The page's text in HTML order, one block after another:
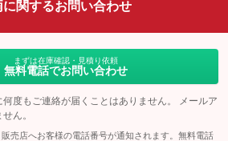
に関するお問い合わせ
まずは在庫確認・見積り依頼
無料電話でお問い合わせ
度もご連絡が届くことはありません。 メールア
ん。
売店へお客様の電話番号が通知されます。無料電話